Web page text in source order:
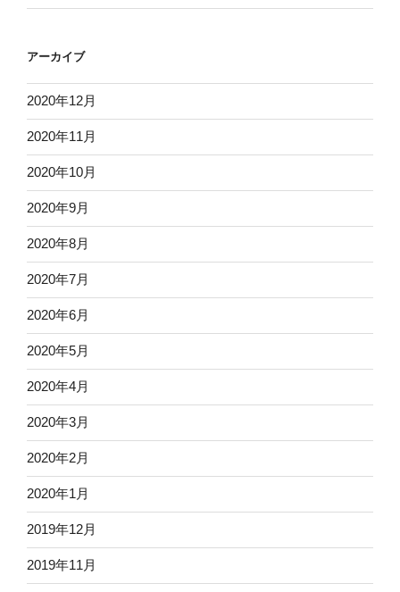
アーカイブ
2020年12月
2020年11月
2020年10月
2020年9月
2020年8月
2020年7月
2020年6月
2020年5月
2020年4月
2020年3月
2020年2月
2020年1月
2019年12月
2019年11月